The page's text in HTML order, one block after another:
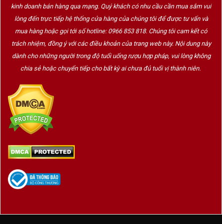
kinh doanh bán hàng qua mạng. Quý khách có nhu cầu cần mua sắm vui
lòng đến trực tiếp hệ thống cửa hàng của chúng tôi để được tư vấn và
mua hàng hoặc gọi tới số hotline: 0966 853 818. Chúng tôi cam kết có
trách nhiệm, đồng ý với các điều khoản của trang web này. Nội dung này
dành cho những người trong độ tuổi uống rượu hợp pháp, vui lòng không
chia sẻ hoặc chuyển tiếp cho bất kỳ ai chưa đủ tuổi vị thành niên.